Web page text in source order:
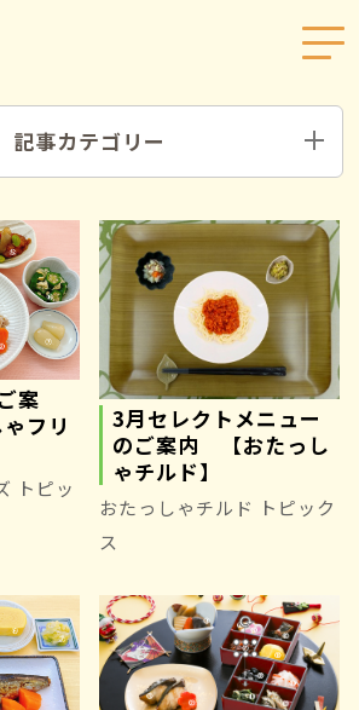
記事カテゴリー
案
フリ
トピッ
3月セレクトメニュー
のご案内 【おたっし
ゃチルド】
おたっしゃチルド トピック
ス